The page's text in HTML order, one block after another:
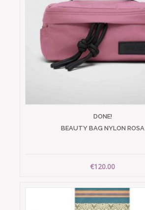
DONE!
BEAUTY BAG NYLON ROSA
€120.00